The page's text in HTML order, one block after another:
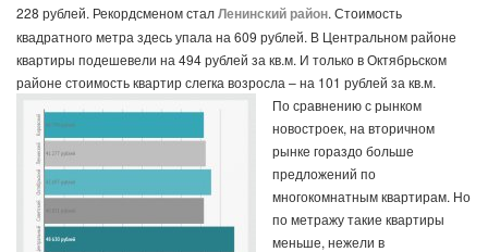
228 рублей. Рекордсменом сталЛенинский район. Стоимость
квадратного метра здесь упала на 609 рублей. В Центральном районе
квартиры подешевели на 494 рублей за кв.м. И только в Октябрьском
районе стоимость квартир слегка возросла – на 101 рублей за кв.м.
По сравнению с рынком
новостроек, на вторичном
рынке гораздо больше
предложений по
многокомнатным квартирам. Но
по метражу такие квартиры
меньше, нежели в